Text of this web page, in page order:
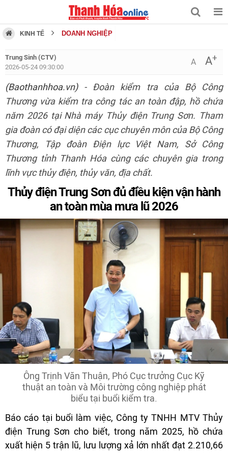
KINH TẾ DOANH NGHIỆP
Trung Sinh (CTV)
2026-05-24 09:30:00
A A+
(Baothanhhoa.vn)- Đoàn kiểm tra của Bộ Công
Thương vừa kiểm tra công tác an toàn đập, hồ chứa
năm 2026 tại Nhà máy Thủy điện Trung Sơn. Tham
gia đoàn có đại diện các cục chuyên môn của Bộ Công
Thương, Tập đoàn Điện lực Việt Nam, Sở Công
Thương tỉnh Thanh Hóa cùng các chuyên gia trong
lĩnh vực thủy điện, thủy văn, địa chất.
Thủy điện Trung Sơn đủ điều kiện vận hành
an toàn mùa mưa lũ 2026
Ông Trịnh Văn Thuận, Phó Cục trưởng Cục Kỹ
thuật an toàn và Môi trường công nghiệp phát
biểu tại buổi kiểm tra.
Báo cáo tại buổi làm việc, Công ty TNHH MTV Thủy
điện Trung Sơn cho biết, trong năm 2025, hồ chứa
xuất hiện 5 trận lũ, lưu lượng xả lớn nhất đạt 2.210,66